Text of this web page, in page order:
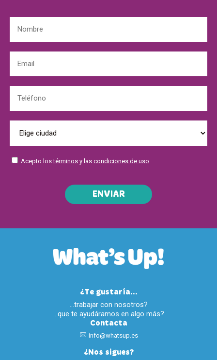
Acepto lostérminos y las condiciones de uso
ENVIAR
¿Te gustaría...
…trabajar con nosotros?
…que te ayudáramos en algo más?
Contacta
info@whatsup.es
¿Nos sigues?